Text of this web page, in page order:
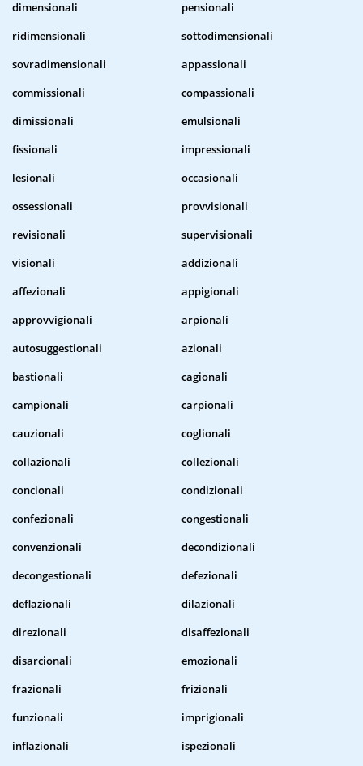
dimensionali
pensionali
ridimensionali
sottodimensionali
sovradimensionali
appassionali
commissionali
compassionali
dimissionali
emulsionali
fissionali
impressionali
lesionali
occasionali
ossessionali
provvisionali
revisionali
supervisionali
visionali
addizionali
affezionali
appigionali
approvvigionali
arpionali
autosuggestionali
azionali
bastionali
cagionali
campionali
carpionali
cauzionali
coglionali
collazionali
collezionali
concionali
condizionali
confezionali
congestionali
convenzionali
decondizionali
decongestionali
defezionali
deflazionali
dilazionali
direzionali
disaffezionali
disarcionali
emozionali
frazionali
frizionali
funzionali
imprigionali
inflazionali
ispezionali